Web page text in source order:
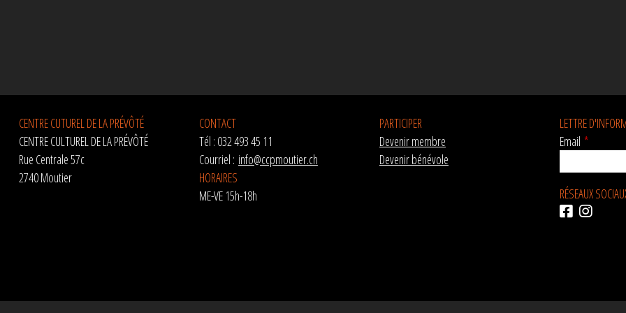
CENTRE CUTUREL DE LA PRÉVÔTÉ
CENTRE CULTUREL DE LA PRÉVÔTÉ
Rue Centrale 57c
2740 Moutier
CONTACT
Tél : 032 493 45 11
Courriel : info@ccpmoutier.ch
HORAIRES
ME-VE 15h-18h
PARTICIPER
Devenir membre
Devenir bénévole
LETTRE
Email *
RÉSEAUX